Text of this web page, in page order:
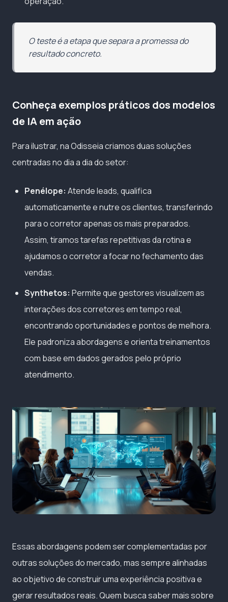
O teste é a etapa que separa a promessa do
resultado concreto.
Conheça exemplos práticos dos modelos
de IA em ação
Para ilustrar, na Odisseia criamos duas soluções
centradas no dia a dia do setor:
Penélope: Atende leads, qualifica
automaticamente e nutre os clientes, transferindo
para o corretor apenas os mais preparados.
Assim, tiramos tarefas repetitivas da rotina e
ajudamos o corretor a focar no fechamento das
vendas.
Synthetos: Permite que gestores visualizem as
interações dos corretores em tempo real,
encontrando oportunidades e pontos de melhora.
Ele padroniza abordagens e orienta treinamentos
com base em dados gerados pelo próprio
atendimento.
Essas abordagens podem ser complementadas por
outras soluções do mercado, mas sempre alinhadas
ao objetivo de construir uma experiência positiva e
gerar resultados reais. Quem busca saber mais sobre